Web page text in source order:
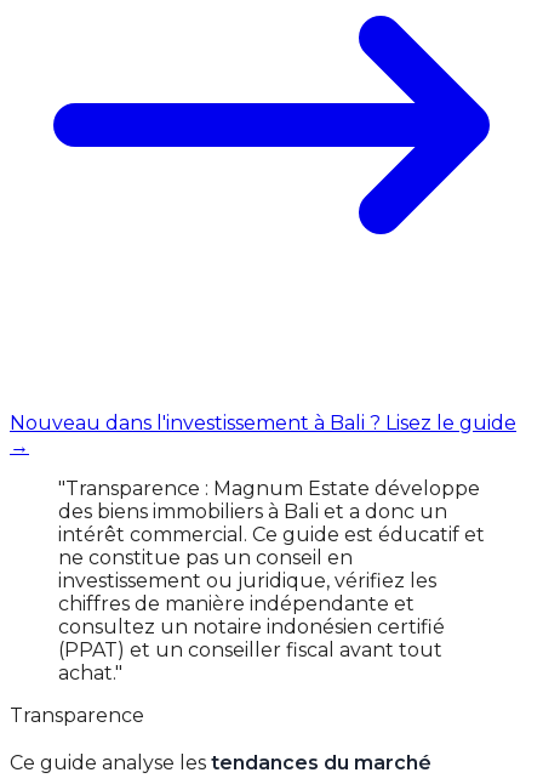
Nouveau dans l'investissement à Bali ? Lisez le guide
→
"Transparence : Magnum Estate développe
des biens immobiliers à Bali et a donc un
intérêt commercial. Ce guide est éducatif et
ne constitue pas un conseil en
investissement ou juridique, vérifiez les
chiffres de manière indépendante et
consultez un notaire indonésien certifié
(PPAT) et un conseiller fiscal avant tout
achat."
Transparence
Ce guide analyse les tendances du marché